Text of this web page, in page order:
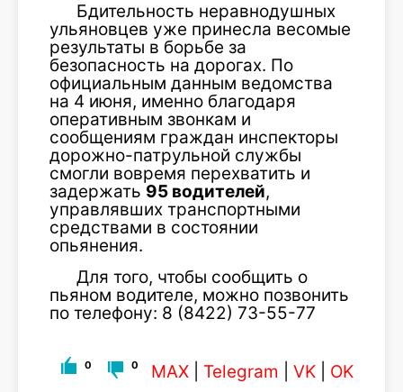
Бдительность неравнодушных
ульяновцев уже принесла весомые
результаты в борьбе за
безопасность на дорогах. По
официальным данным ведомства
на 4 июня, именно благодаря
оперативным звонкам и
сообщениям граждан инспекторы
дорожно-патрульной службы
смогли вовремя перехватить и
задержать 95 водителей,
управлявших транспортными
средствами в состоянии
опьянения.
Для того, чтобы сообщить о
пьяном водителе, можно позвонить
по телефону: 8 (8422) 73-55-77
0 0 MAX Telegram VK OK